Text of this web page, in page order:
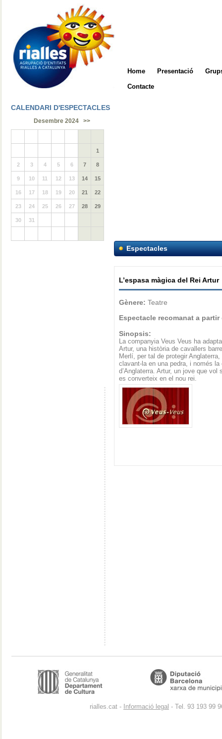
Home Presentació
Contacte
CALENDARI D'ESPECTACLES
Desembre 2024 >>
1
2 3 4 5 6 7 8
9 10 11 12 13 14 15
16 17 18 19 20 21 22
23 24 25 26 27 28 29
30 31
Espectacles
L’espasa màgica del Rei Artur
Gènere: Teatre
Espectacle recomanat a partir
Sinopsis:
La companyia Veus Veus ha
Artur, una història de cavallers
Merlí, per tal de protegir
clavant-la en una pedra, i només
d’Anglaterra. Artur, un jove que
es converteix en el nou rei.
rialles.cat - Informació legal - Tel. 93 193 99